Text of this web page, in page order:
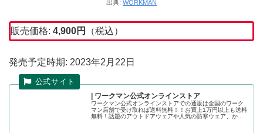
出典: WORKMAN
販売価格: 4,900円 （税込）
発売予定時期: 2023年2月22日
| ワークマン公式オンラインストア
ワークマン公式オンラインストアでの通販は全国のワーク
マン店舗で受け取れば送料無料！！お買上1万円以上も送料
無料！話題のアウトドアウェアや人気の防寒ウェア、かっ